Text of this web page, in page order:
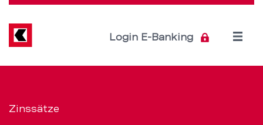
für
Direkt
Inhalt
Login E-Banking
Open
Zinssätze